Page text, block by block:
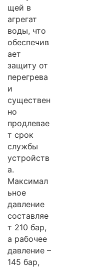
щей в
агрегат
воды, что
обеспечив
ает
защиту от
перегрева
и
существен
но
продлевае
т срок
службы
устройств
а.
Максимал
ьное
давление
составляе
т 210 бар,
а рабочее
давление –
145 бар,